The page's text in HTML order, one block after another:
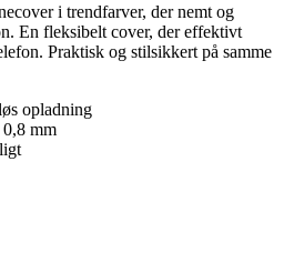
i trendfarver, der nemt og
En fleksibelt cover, der effektivt
Praktisk og stilsikkert på samme
opladning
mm